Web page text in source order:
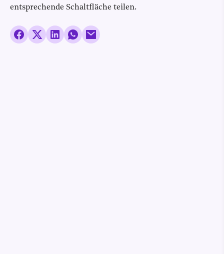
entsprechende Schaltfläche teilen.